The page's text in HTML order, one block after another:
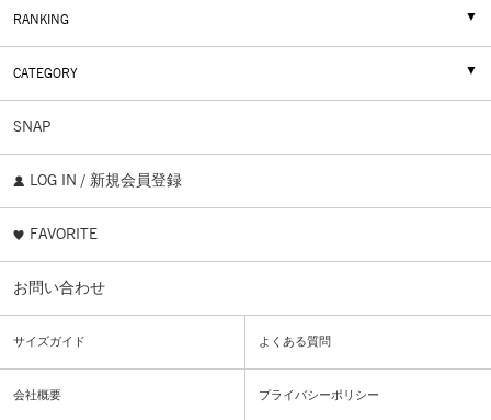
RANKING
CATEGORY
SNAP
LOG IN / 新規会員登録
FAVORITE
お問い合わせ
サイズガイド よくある質問
会社概要 プライバシーポリシー